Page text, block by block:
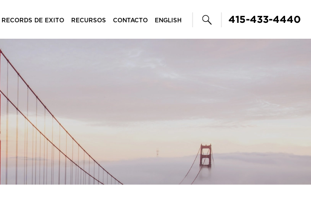
RECORDS DE EXITO RECURSOS CONTACTO ENGLISH 415-433-4440